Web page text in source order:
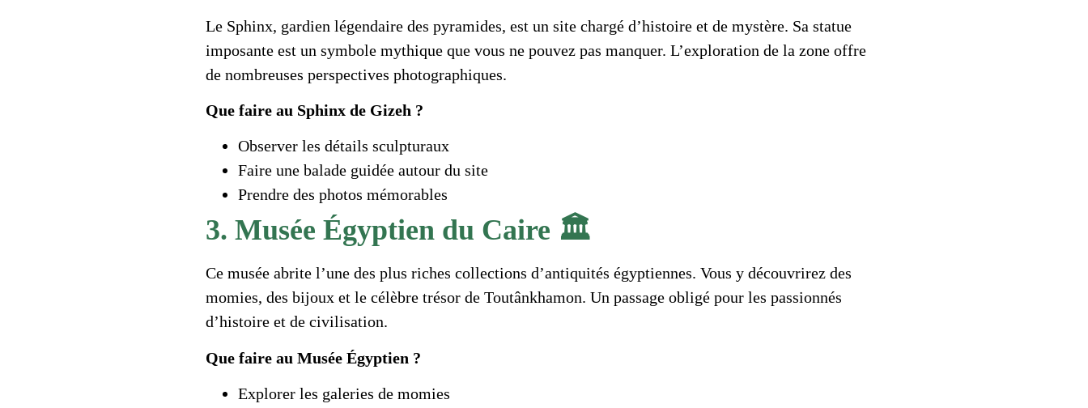
Le Sphinx, gardien légendaire des pyramides, est un site chargé d’histoire et de mystère. Sa statue
imposante est un symbole mythique que vous ne pouvez pas manquer. L’exploration de la zone offre
de nombreuses perspectives photographiques.
Que faire au Sphinx de Gizeh ?
Observer les détails sculpturaux
Faire une balade guidée autour du site
Prendre des photos mémorables
3. Musée Égyptien du Caire 🏛️
Ce musée abrite l’une des plus riches collections d’antiquités égyptiennes. Vous y découvrirez des
momies, des bijoux et le célèbre trésor de Toutânkhamon. Un passage obligé pour les passionnés
d’histoire et de civilisation.
Que faire au Musée Égyptien ?
Explorer les galeries de momies